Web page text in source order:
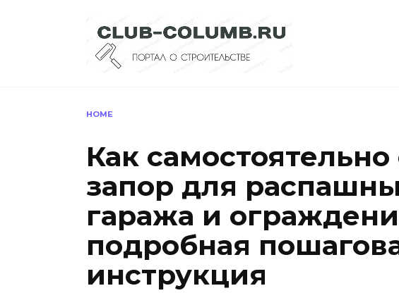
HOME
Как самостоятельно
запор для
гаража и
подробная
инструкция